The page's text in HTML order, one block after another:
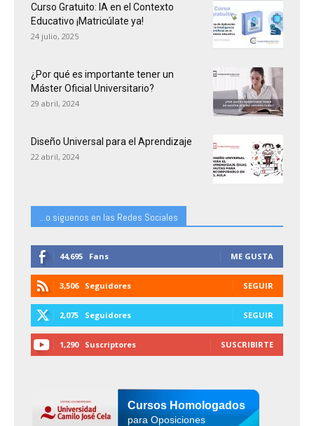
Curso Gratuito: IA en el Contexto
Educativo ¡Matricúlate ya!
24 julio, 2025
¿Por qué es importante tener un
Máster Oficial Universitario?
29 abril, 2024
Diseño Universal para el Aprendizaje
22 abril, 2024
...o siguenos en las Redes Sociales
44,695 Fans ME GUSTA
3,506 Seguidores SEGUIR
2,075 Seguidores SEGUIR
1,290 Suscriptores SUSCRIBIRTE
Cursos Homologados
para Oposiciones